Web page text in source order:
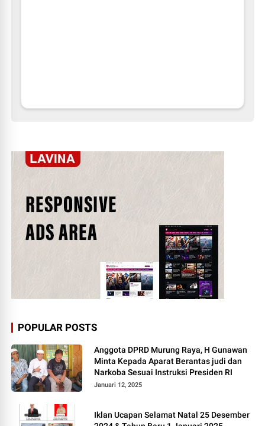
POPULAR POSTS
Anggota DPRD Murung Raya, H Gunawan
Minta Kepada Aparat Berantas judi dan
Narkoba Sesuai Instruksi Presiden RI
Januari 12, 2025
Iklan Ucapan Selamat Natal 25 Desember